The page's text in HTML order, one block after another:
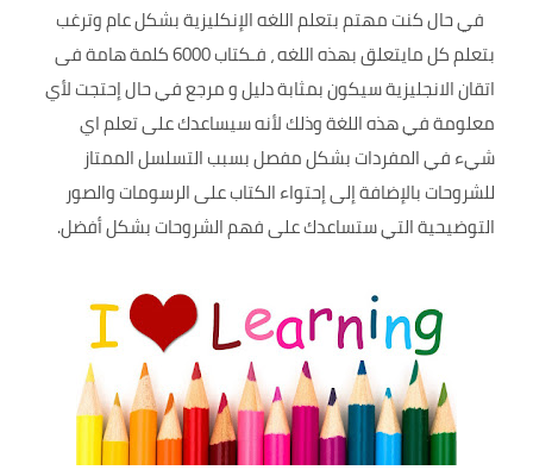
في حال كنت مهتم بتعلم اللغه الإنكليزية بشكل عام وترغب
بتعلم كل مايتعلق بهذه اللغه ، فـكتاب 6000 كلمة هامة فى
اتقان الانجليزية سيكون بمثابة دليل و مرجع في حال إحتجت لأي
معلومة في هذه اللغة وذلك لأنه سيساعدك على تعلم اي
شيء في المفردات بشكل مفصل بسبب التسلسل الممتاز
للشروحات بالإضافة إلى إحتواء الكتاب على الرسومات والصور
التوضيحية التي ستساعدك على فهم الشروحات بشكل أفضل.